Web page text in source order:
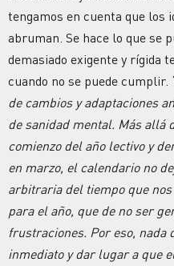
tengamos en cuenta que los
abruman. Se hace lo que se
demasiado exigente y rígida
cuando no se puede cumplir.
de cambios y adaptaciones
de sanidad mental. Más allá
comienzo del año lectivo y
en marzo, el calendario no
arbitraria del tiempo que
para el año, que de no ser
frustraciones. Por eso, nada
inmediato y dar lugar a que